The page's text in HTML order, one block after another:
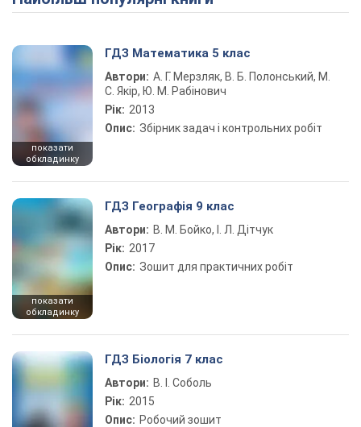
показати
обкладинку
ГДЗ Математика 5 клас
Автори: А. Г. Мерзляк, В. Б. Полонський, М.
С. Якір, Ю. М. Рабінович
Рік: 2013
Опис: Збірник задач і контрольних робіт
показати
обкладинку
ГДЗ Географія 9 клас
Автори: В. М. Бойко, І. Л. Дітчук
Рік: 2017
Опис: Зошит для практичних робіт
ГДЗ Біологія 7 клас
Автори: В. І. Соболь
Рік: 2015
Опис: Робочий зошит